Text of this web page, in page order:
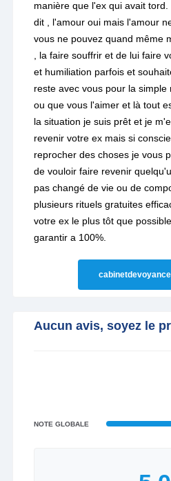
manière que l'ex qui avait
dit , l'amour oui mais l'amour
vous ne pouvez quand même
, la faire souffrir et de lui faire
et humiliation parfois et
reste avec vous pour la
ou que vous l'aimer et là tout
la situation je suis prêt et je
revenir votre ex mais si
reprocher des choses je vous
de vouloir faire revenir
pas changé de vie ou de
plusieurs rituels gratuites
votre ex le plus tôt que
garantir a 100%.
Aucun avis, soyez le
NOTE GLOBALE